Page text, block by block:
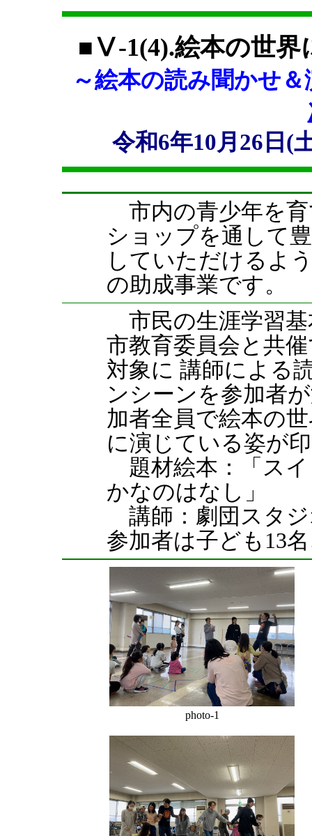
■Ⅴ-1(4).絵本の世
～絵本の読み聞かせ
令和6年10月26日
市内の青少年を
ショップを通して
していただけるよ
の助成事業です。
市民の生涯学習基
市教育委員会と共
対象に 講師によ
ンシーンを参加者
加者全員で絵本の
に演じている姿が
題材絵本：「ス
かなのはなし」
講師：劇団ス
参加者は子ども13
photo-1